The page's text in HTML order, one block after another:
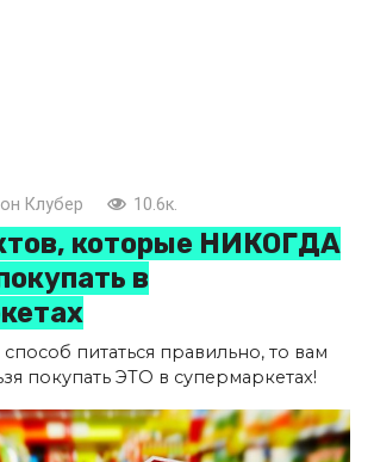
Клубер 10.6к.
которые НИКОГДА
в
питаться правильно, то вам
покупать ЭТО в супермаркетах!